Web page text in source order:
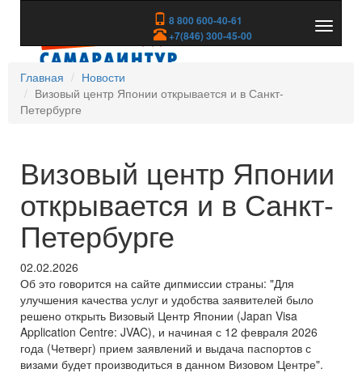
8 800 600-40-61
+7(846) 300-45-00
скрыть
Главная
Новости
Визовый центр Японии открывается и в Санкт-
Петербурге
Визовый центр Японии
открывается и в Санкт-
Петербурге
02.02.2026
Об это говорится на сайте дипмиссии страны: "Для
улучшения качества услуг и удобства заявителей было
решено открыть Визовый Центр Японии (Japan Visa
Application Centre: JVAC), и начиная с 12 февраля 2026
года (Четверг) прием заявлений и выдача паспортов с
визами будет производиться в данном Визовом Центре".